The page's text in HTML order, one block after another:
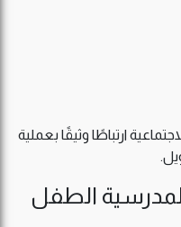
ارتباطًا وثيقًا بعملية
الطفل